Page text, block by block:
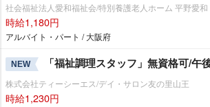
社会福祉法人愛和福祉会/特別養護老人ホーム 平野愛和
時給1,180円
アルバイト・パート / 大阪府
NEW 「福祉調理スタッフ」無資格可/午
株式会社ティーシーエス/デイ・サロン友の里山王
時給1,230円